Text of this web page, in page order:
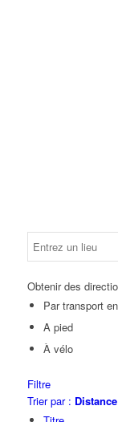
Obtenir des
Par transport
A pied
À vélo
Filtre
Trier par : Distance